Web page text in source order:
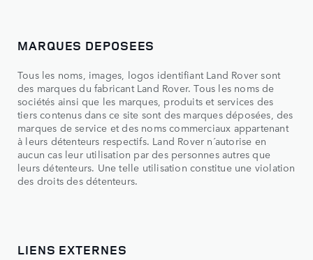
MARQUES DEPOSEES
Tous les noms, images, logos identifiant Land Rover sont
des marques du fabricant Land Rover. Tous les noms de
sociétés ainsi que les marques, produits et services des
tiers contenus dans ce site sont des marques déposées, des
marques de service et des noms commerciaux appartenant
à leurs détenteurs respectifs. Land Rover n´autorise en
aucun cas leur utilisation par des personnes autres que
leurs détenteurs. Une telle utilisation constitue une violation
des droits des détenteurs.
LIENS EXTERNES